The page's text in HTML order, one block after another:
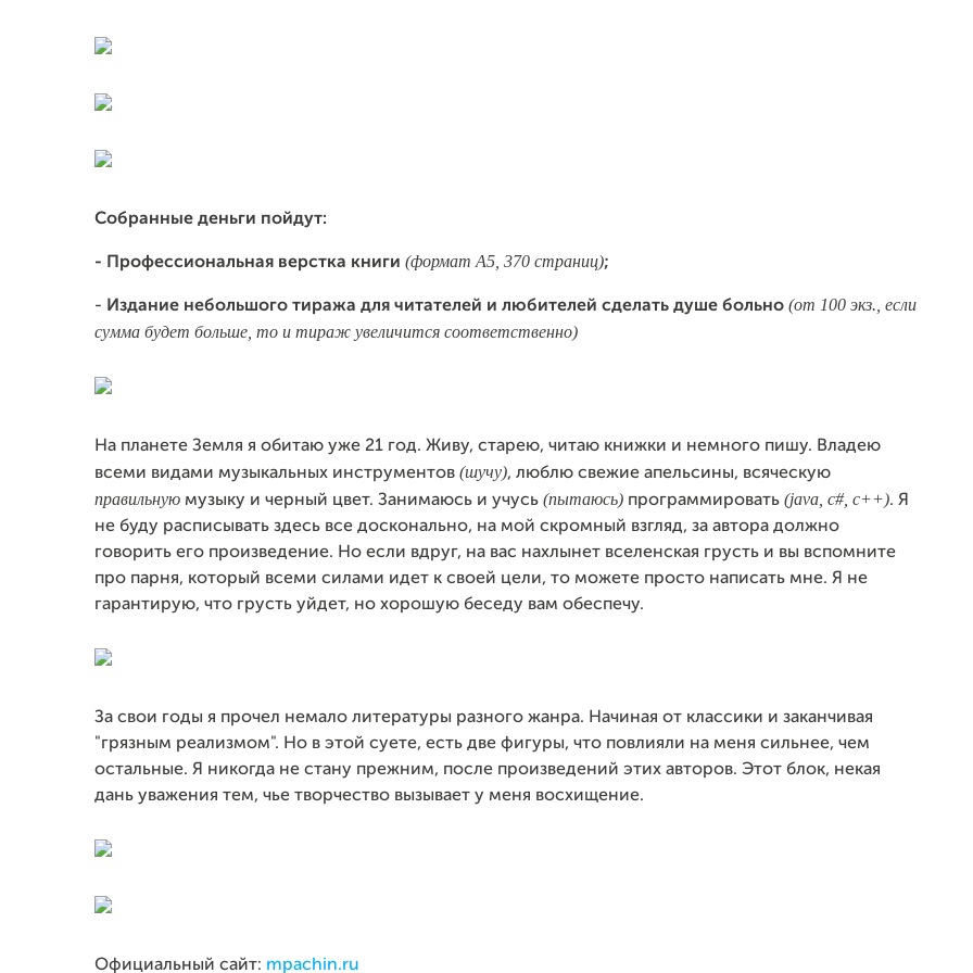
Собранные деньги пойдут:
- Профессиональная верстка книги (формат А5, 370 страниц);
- Издание небольшого тиража для читателей и любителей сделать душе больно (от 100 экз., если
сумма будет больше, то и тираж увеличится соответственно)
На планете Земля я обитаю уже 21 год. Живу, старею, читаю книжки и немного пишу. Владею
всеми видами музыкальных инструментов (шучу), люблю свежие апельсины, всяческую
правильную музыку и черный цвет. Занимаюсь и учусь (пытаюсь) программировать (java, c#, c++). Я
не буду расписывать здесь все досконально, на мой скромный взгляд, за автора должно
говорить его произведение. Но если вдруг, на вас нахлынет вселенская грусть и вы вспомните
про парня, который всеми силами идет к своей цели, то можете просто написать мне. Я не
гарантирую, что грусть уйдет, но хорошую беседу вам обеспечу.
За свои годы я прочел немало литературы разного жанра. Начиная от классики и заканчивая
"грязным реализмом". Но в этой суете, есть две фигуры, что повлияли на меня сильнее, чем
остальные. Я никогда не стану прежним, после произведений этих авторов. Этот блок, некая
дань уважения тем, чье творчество вызывает у меня восхищение.
Официальный сайт: mpachin.ru